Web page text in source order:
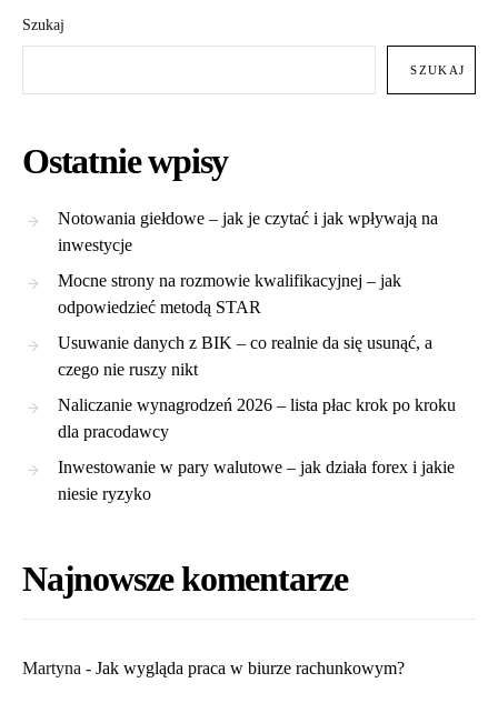
Szukaj
SZUKAJ
Ostatnie wpisy
Notowania giełdowe – jak je czytać i jak wpływają na
inwestycje
Mocne strony na rozmowie kwalifikacyjnej – jak
odpowiedzieć metodą STAR
Usuwanie danych z BIK – co realnie da się usunąć, a
czego nie ruszy nikt
Naliczanie wynagrodzeń 2026 – lista płac krok po kroku
dla pracodawcy
Inwestowanie w pary walutowe – jak działa forex i jakie
niesie ryzyko
Najnowsze komentarze
Martyna - ​Jak wygląda praca w biurze rachunkowym?